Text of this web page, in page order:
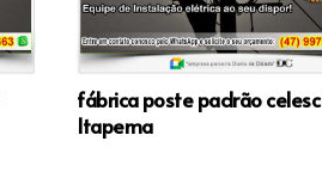
fábrica poste padrão celesc
Itapema